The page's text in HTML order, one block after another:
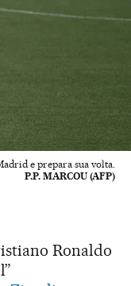
e prepara sua volta.
P.P. MARCOU (AFP)
Ronaldo